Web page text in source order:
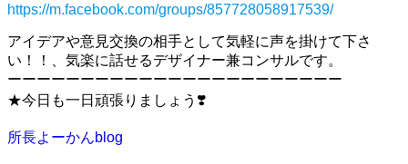
https://m.facebook.com/groups/857728058917539/
アイデアや意見交換の相手として気軽に声を掛けて下さ
い！！、気楽に話せるデザイナー兼コンサルです。
ーーーーーーーーーーーーーーーーーーーーーーー
★今日も一日頑張りましょう❣️
所長よーかんblog